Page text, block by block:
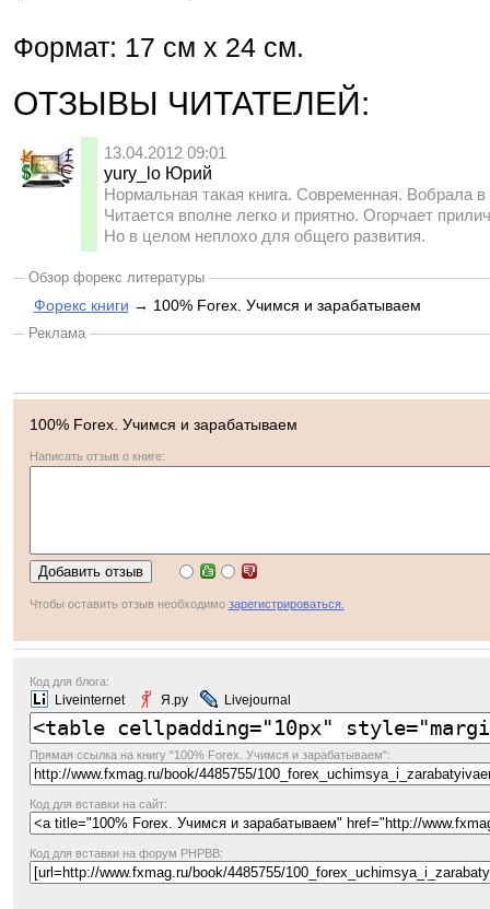
Формат: 17 см x 24 см.
ОТЗЫВЫ ЧИТАТЕЛЕЙ:
13.04.2012 09:01
yury_lo Юрий
Нормальная такая книга. Современная. Вобрала
Читается вполне легко и приятно. Огорчает
Но в целом неплохо для общего развития.
Обзор форекс литературы
Форекс книги → 100% Forex. Учимся и зарабатываем
Реклама
100% Forex. Учимся и зарабатываем
Написать отзыв о книге:
Чтобы оставить отзыв необходимо зарегистрироваться.
Код для блога:
Liveinternet Я.ру Livejournal
Прямая ссылкана книгу "100% Forex. Учимся и зарабатываем":
Код для вставки на сайт:
Код для вставки на форум PHPBB: